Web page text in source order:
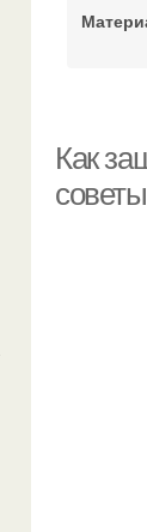
Как
советы